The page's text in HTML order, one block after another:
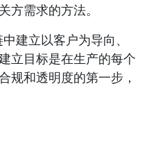
方需求的方法。
建立以客户为导向、
立目标是在生产的每个
规和透明度的第一步，